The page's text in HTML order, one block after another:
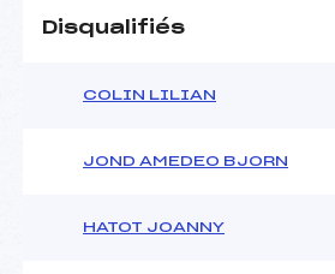
Disqualifiés
COLIN LILIAN
JOND AMEDEO BJORN
HATOT JOANNY